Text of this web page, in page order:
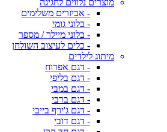
מוצרים נלווים לחגיגה
- אביזרים משלימים
- בלוני גומי
- בלוני מיילר / מספר
- כלים לעיצוב השולחן
מיתוג לילדים
- דגם אפרוח
- דגם בליפי
- דגם במבי
- דגם ברבי
- דגם ג'ירף בייבי
- דגם דובי